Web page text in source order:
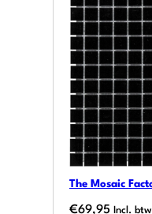
The Mosaic
€69,95 Incl. btw